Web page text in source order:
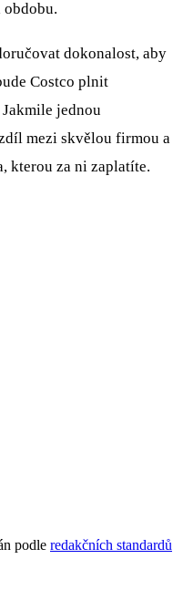
obdobu.
dokonalost, aby
Costco plnit
jednou
mezi skvělou firmou a
kterou za ni zaplatíte.
podle redakčních standardů